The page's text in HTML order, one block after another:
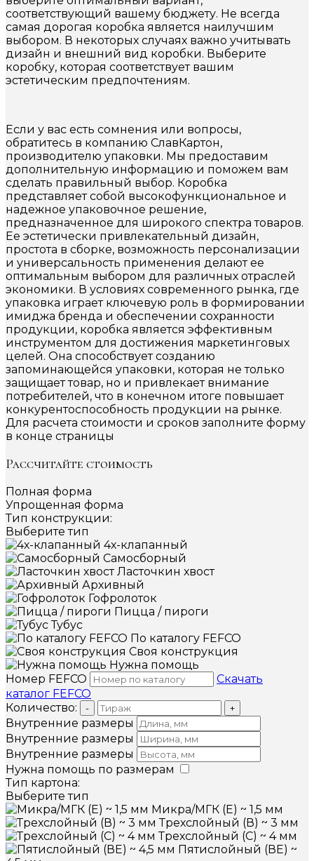
соответствующий вашему бюджету. Не всегда
самая дорогая коробка является наилучшим
выбором. В некоторых случаях важно учитывать
дизайн и внешний вид коробки. Выберите
коробку, которая соответствует вашим
эстетическим предпочтениям.
Если у вас есть сомнения или вопросы,
обратитесь в компанию СлавКартон,
производителю упаковки. Мы предоставим
дополнительную информацию и поможем вам
сделать правильный выбор. Коробка
представляет собой высокофункциональное и
надежное упаковочное решение,
предназначенное для широкого спектра товаров.
Ее эстетически привлекательный дизайн,
простота в сборке, возможность персонализации
и универсальность применения делают ее
оптимальным выбором для различных отраслей
экономики. В условиях современного рынка, где
упаковка играет ключевую роль в формировании
имиджа бренда и обеспечении сохранности
продукции, коробка является эффективным
инструментом для достижения маркетинговых
целей. Она способствует созданию
запоминающейся упаковки, которая не только
защищает товар, но и привлекает внимание
потребителей, что в конечном итоге повышает
конкурентоспособность продукции на рынке.
Для расчета стоимости и сроков заполните форму
в конце страницы
Рассчитайте стоимость
Полная форма
Упрощенная форма
Тип конструкции:
Выберите тип
4х-клапанный
Самосборный
Ласточкин хвост
Архивный
Гофролоток
Пицца / пироги
Тубус
По каталогу FEFCO
Своя конструкция
Нужна помощь
Номер FEFCO
Скачать
каталог FEFCO
Количество:
- +
Внутренние размеры
Внутренние размеры
Внутренние размеры
Нужна помощь по размерам
Тип картона:
Выберите тип
Микра/МГК (Е) ~ 1,5 мм
Трехслойный (В) ~ 3 мм
Трехслойный (С) ~ 4 мм
Пятислойный (ВЕ) ~